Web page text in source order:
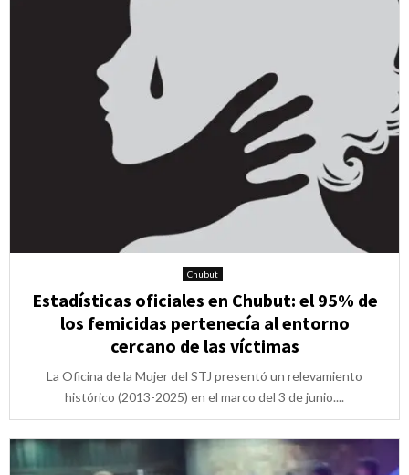
Chubut
Estadísticas oficiales en Chubut: el 95% de
los femicidas pertenecía al entorno
cercano de las víctimas
La Oficina de la Mujer del STJ presentó un relevamiento
histórico (2013-2025) en el marco del 3 de junio....